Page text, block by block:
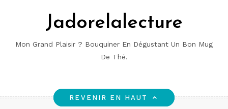
Jadorelalecture
Mon Grand Plaisir ? Bouquiner En Dégustant Un Bon Mug
De Thé.
REVENIR EN HAUT